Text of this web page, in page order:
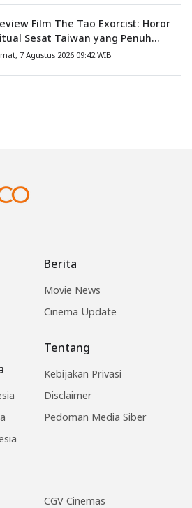
Film The Tao Exorcist: Horor
Sesat Taiwan yang Penuh
dan Teror Psikologis
7 Agustus 2026 09:42 WIB
CGV Cinemas
Berita
Movie News
Cinema Update
Tentang
Kebijakan Privasi
Disclaimer
Pedoman Media Siber